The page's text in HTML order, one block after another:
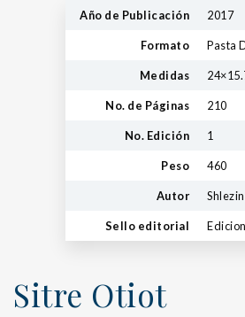
Año de Publicación 2017
Formato Pasta
Medidas
No. de Páginas 210
No. Edición 1
Peso 460
Autor
Sello editorial
Sitre Otiot